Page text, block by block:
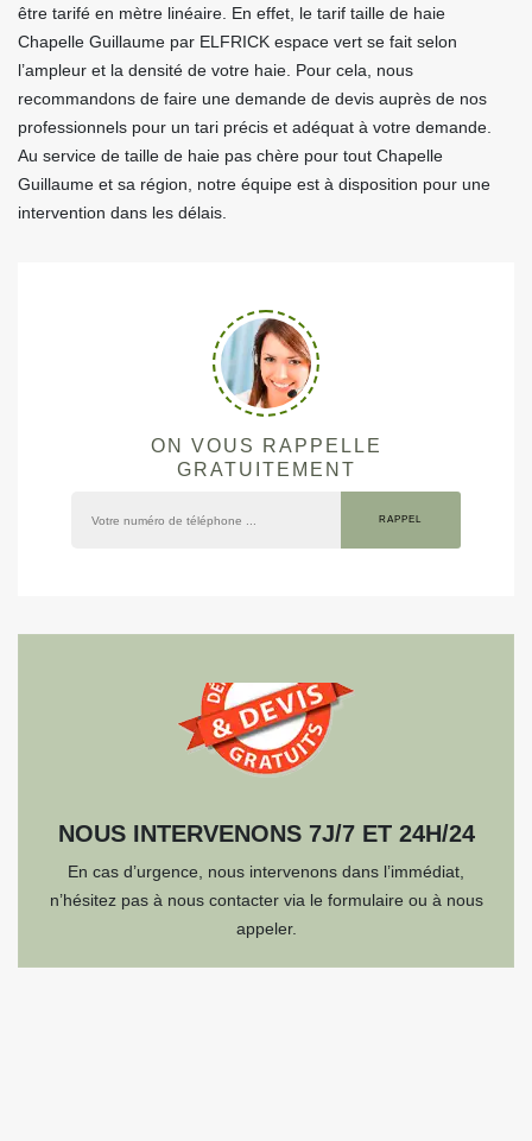
être tarifé en mètre linéaire. En effet, le tarif taille de haie
Chapelle Guillaume par ELFRICK espace vert se fait selon
l’ampleur et la densité de votre haie. Pour cela, nous
recommandons de faire une demande de devis auprès de nos
professionnels pour un tari précis et adéquat à votre demande.
Au service de taille de haie pas chère pour tout Chapelle
Guillaume et sa région, notre équipe est à disposition pour une
intervention dans les délais.
ON VOUS RAPPELLE
GRATUITEMENT
NOUS INTERVENONS 7J/7 ET 24H/24
En cas d’urgence, nous intervenons dans l’immédiat,
n’hésitez pas à nous contacter via le formulaire ou à nous
appeler.